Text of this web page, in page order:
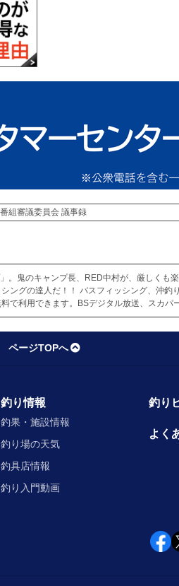
番組審議委員会 議事録
鬼のキャンプ長、RED中村が、厳しくも
グの達人だ！！ バスフィッシング、沖
利用できます。BSデジタル放送、スカパ
ページTOPへ
釣り情報
釣果・施設情報
釣り場の天気
釣具店情報
釣り入門動画
釣り
よく